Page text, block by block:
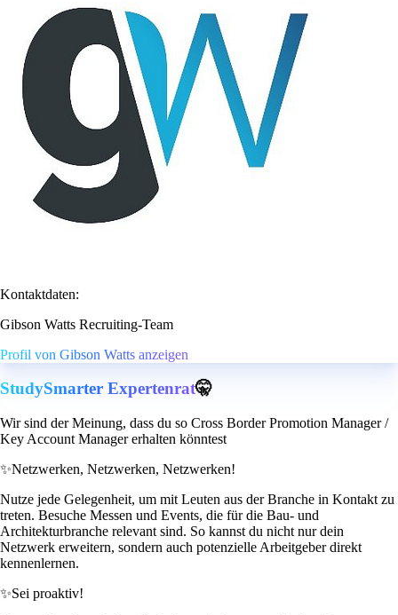
Kontaktdaten:
Gibson Watts Recruiting-Team
Profil von Gibson Watts anzeigen
StudySmarter Expertenrat🤫
Wir sind der Meinung, dass du so Cross Border Promotion Manager /
Key Account Manager erhalten könntest
✨Netzwerken, Netzwerken, Netzwerken!
Nutze jede Gelegenheit, um mit Leuten aus der Branche in Kontakt zu
treten. Besuche Messen und Events, die für die Bau- und
Architekturbranche relevant sind. So kannst du nicht nur dein
Netzwerk erweitern, sondern auch potenzielle Arbeitgeber direkt
kennenlernen.
✨Sei proaktiv!